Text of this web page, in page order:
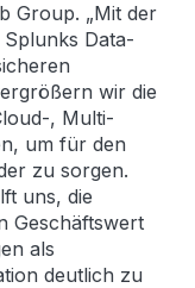
Group. „Mit der
Data-
wir die
, Multi-
um für den
zu sorgen.
uns, die
Geschäftswert
als
deutlich zu